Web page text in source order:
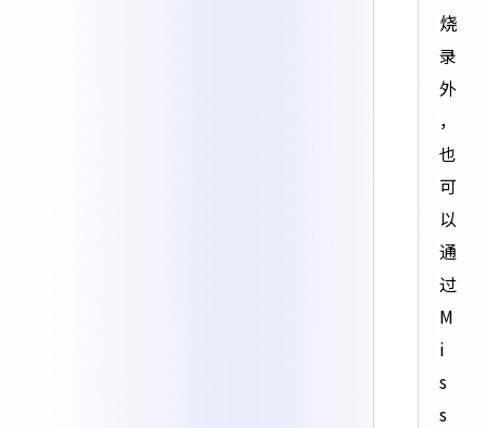
烧
录
外
，
也
可
以
通
过
M
i
s
s